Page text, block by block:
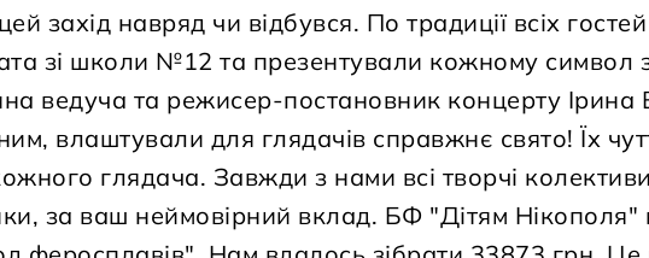
захід навряд чи відбувся. По традиції всіх
зі школи №12 та презентували кожному символ
ведуча та режисер-постановник концерту Ірина
влаштували для глядачів справжнє свято! Їх
глядача. Завжди з нами всі творчі
за ваш неймовірний вклад. БФ "Дітям Нікополя"